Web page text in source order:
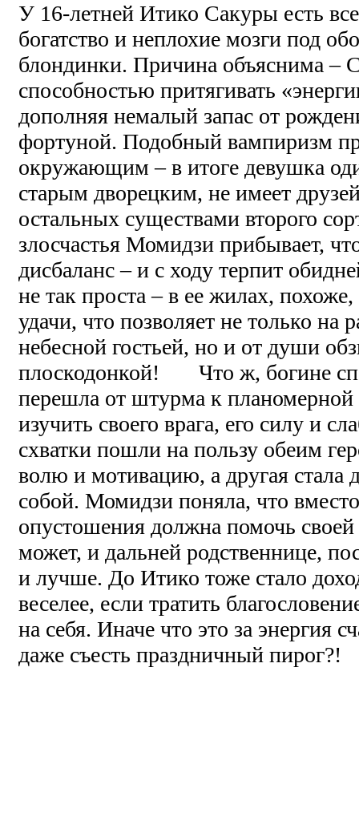
У 16-летней Итико Сакуры есть
богатство и неплохие мозги под
блондинки. Причина объяснима –
способностью притягивать
дополняя немалый запас от
фортуной. Подобный вампиризм
окружающим – в итоге девушка
старым дворецким, не имеет
остальных существами второго
злосчастья Момидзи прибывает,
дисбаланс – и с ходу терпит
не так проста – в ее жилах, похоже,
удачи, что позволяет не только на
небесной гостьей, но и от души
плоскодонкой! Что ж, богине
перешла от штурма к планомерной
изучить своего врага, его силу и
схватки пошли на пользу обеим
волю и мотивацию, а другая стала
собой. Момидзи поняла, что
опустошения должна помочь
может, и дальней родственнице,
и лучше. До Итико тоже стало
веселее, если тратить
на себя. Иначе что это за энергия
даже съесть праздничный пирог?!